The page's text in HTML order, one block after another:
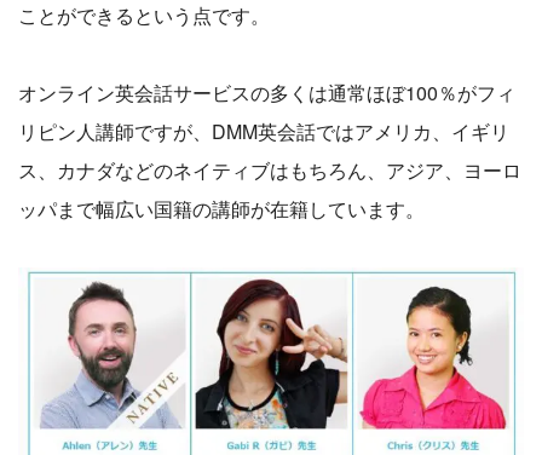
ことができるという点です。
オンライン英会話サービスの多くは通常ほぼ100％がフィ
リピン人講師ですが、DMM英会話ではアメリカ、イギリ
ス、カナダなどのネイティブはもちろん、アジア、ヨーロ
ッパまで幅広い国籍の講師が在籍しています。